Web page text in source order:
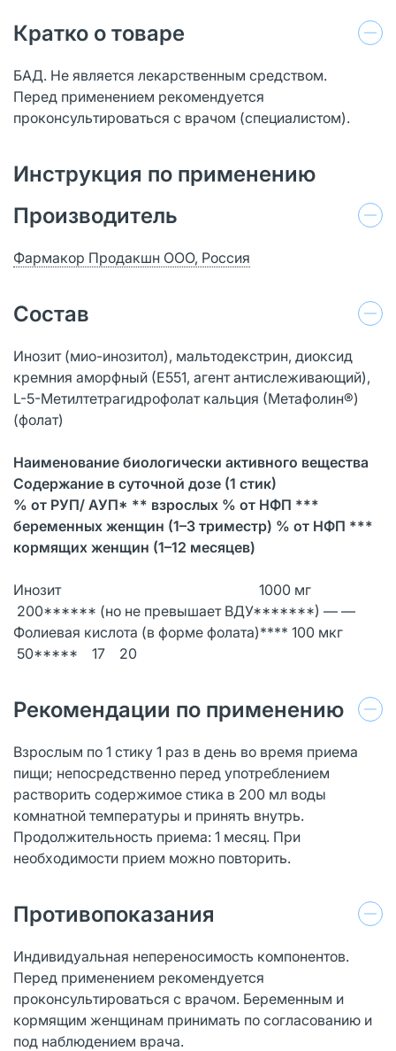
Кратко о товаре
БАД. Не является лекарственным средством.
Перед применением рекомендуется
проконсультироваться с врачом (специалистом).
Инструкция по применению
Производитель
Фармакор Продакшн ООО, Россия
Состав
Инозит (мио-инозитол), мальтодекстрин, диоксид
кремния аморфный (Е551, агент антислеживающий),
L-5-Метилтетрагидрофолат кальция (Метафолин®)
(фолат)
Наименование биологически активного вещества
Содержание в суточной дозе (1 стик)
% от РУП/ АУП* ** взрослых % от НФП ***
беременных женщин (1–3 триместр) % от НФП ***
кормящих женщин (1–12 месяцев)
Инозит 1000 мг
200****** (но не превышает ВДУ*******) — —
Фолиевая кислота (в форме фолата)**** 100 мкг
50***** 17 20
Рекомендации по применению
Взрослым по 1 стику 1 раз в день во время приема
пищи; непосредственно перед употреблением
растворить содержимое стика в 200 мл воды
комнатной температуры и принять внутрь.
Продолжительность приема: 1 месяц. При
необходимости прием можно повторить.
Противопоказания
Индивидуальная непереносимость компонентов.
Перед применением рекомендуется
проконсультироваться с врачом. Беременным и
кормящим женщинам принимать по согласованию и
под наблюдением врача.